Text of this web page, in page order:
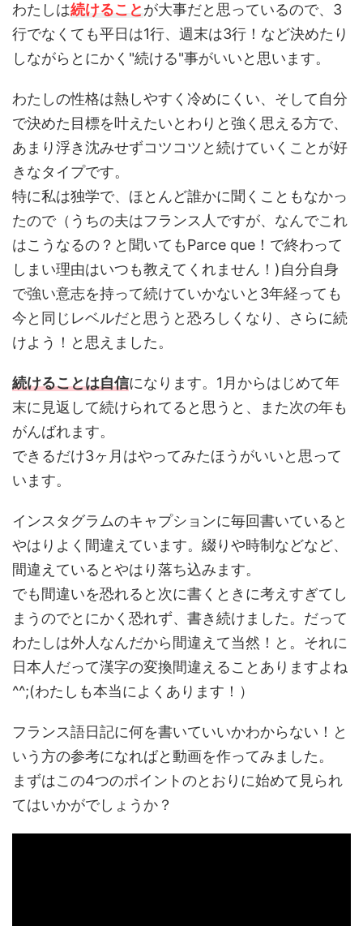
わたしは続けることが大事だと思っているので、3
行でなくても平日は1行、週末は3行！など決めたり
しながらとにかく"続ける"事がいいと思います。
わたしの性格は熱しやすく冷めにくい、そして自分
で決めた目標を叶えたいとわりと強く思える方で、
あまり浮き沈みせずコツコツと続けていくことが好
きなタイプです。
特に私は独学で、ほとんど誰かに聞くこともなかっ
たので（うちの夫はフランス人ですが、なんでこれ
はこうなるの？と聞いてもParce que！で終わって
しまい理由はいつも教えてくれません！)自分自身
で強い意志を持って続けていかないと3年経っても
今と同じレベルだと思うと恐ろしくなり、さらに続
けよう！と思えました。
続けることは自信になります。1月からはじめて年
末に見返して続けられてると思うと、また次の年も
がんばれます。
できるだけ3ヶ月はやってみたほうがいいと思って
います。
インスタグラムのキャプションに毎回書いていると
やはりよく間違えています。綴りや時制などなど、
間違えているとやはり落ち込みます。
でも間違いを恐れると次に書くときに考えすぎてし
まうのでとにかく恐れず、書き続けました。だって
わたしは外人なんだから間違えて当然！と。それに
日本人だって漢字の変換間違えることありますよね
^^;(わたしも本当によくあります！）
フランス語日記に何を書いていいかわからない！と
いう方の参考になればと動画を作ってみました。
まずはこの4つのポイントのとおりに始めて見られ
てはいかがでしょうか？